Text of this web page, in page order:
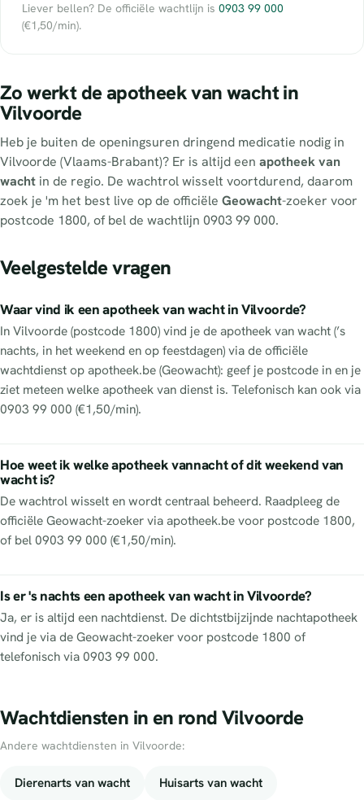
Liever bellen? De officiële wachtlijn is 0903 99 000
(€1,50/min).
Zo werkt de apotheek van wacht in
Vilvoorde
Heb je buiten de openingsuren dringend medicatie nodig in
Vilvoorde (Vlaams-Brabant)? Er is altijd een apotheek van
wacht in de regio. De wachtrol wisselt voortdurend, daarom
zoek je 'm het best live op de officiële Geowacht-zoeker voor
postcode 1800, of bel de wachtlijn 0903 99 000.
Veelgestelde vragen
Waar vind ik een apotheek van wacht in Vilvoorde?
In Vilvoorde (postcode 1800) vind je de apotheek van wacht (’s
nachts, in het weekend en op feestdagen) via de officiële
wachtdienst op apotheek.be (Geowacht): geef je postcode in en je
ziet meteen welke apotheek van dienst is. Telefonisch kan ook via
0903 99 000 (€1,50/min).
Hoe weet ik welke apotheek vannacht of dit weekend van
wacht is?
De wachtrol wisselt en wordt centraal beheerd. Raadpleeg de
officiële Geowacht-zoeker via apotheek.be voor postcode 1800,
of bel 0903 99 000 (€1,50/min).
Is er 's nachts een apotheek van wacht in Vilvoorde?
Ja, er is altijd een nachtdienst. De dichtstbijzijnde nachtapotheek
vind je via de Geowacht-zoeker voor postcode 1800 of
telefonisch via 0903 99 000.
Wachtdiensten in en rond Vilvoorde
Andere wachtdiensten in Vilvoorde:
Dierenarts van wacht Huisarts van wacht